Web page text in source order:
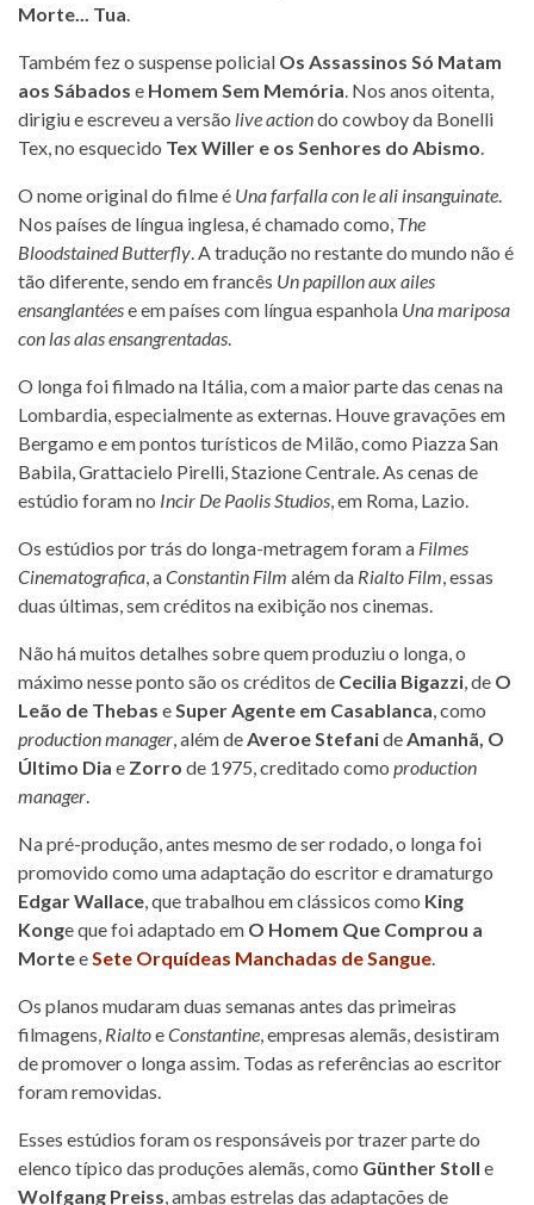
Morte... Tua.
Também fez o suspense policial Os Assassinos Só Matam
aos Sábados e Homem Sem Memória. Nos anos oitenta,
dirigiu e escreveu a versão live actiondo cowboy da Bonelli
Tex, no esquecido Tex Willer e os Senhores do Abismo.
O nome original do filme é Una farfalla con le ali insanguinate.
Nos países de língua inglesa, é chamado como, The
Bloodstained Butterfly. A tradução no restante do mundo não é
tão diferente, sendo em francês Un papillon aux ailes
ensanglantéese em países com língua espanhola Una mariposa
con las alas ensangrentadas.
O longa foi filmado na Itália, com a maior parte das cenas na
Lombardia, especialmente as externas. Houve gravações em
Bergamo e em pontos turísticos de Milão, como Piazza San
Babila, Grattacielo Pirelli, Stazione Centrale. As cenas de
estúdio foram no Incir De Paolis Studios, em Roma, Lazio.
Os estúdios por trás do longa-metragem foram a Filmes
Cinematografica, aConstantin Film além da Rialto Film, essas
duas últimas, sem créditos na exibição nos cinemas.
Não há muitos detalhes sobre quem produziu o longa, o
máximo nesse ponto são os créditos de Cecilia Bigazzi, de O
Leão de Thebas eSuper Agente em Casablanca, como
production manager, além deAveroe StefanideAmanhã, O
Último Dia e Zorro de 1975, creditado como production
manager.
Na pré-produção, antes mesmo de ser rodado, o longa foi
promovido como uma adaptação do escritor e dramaturgo
Edgar Wallace, que trabalhou em clássicos como King
Konge que foi adaptado em O Homem Que Comprou a
MorteeSete Orquídeas Manchadas de Sangue.
Os planos mudaram duas semanas antes das primeiras
filmagens, RialtoeConstantine, empresas alemãs, desistiram
de promover o longa assim. Todas as referências ao escritor
foram removidas.
Esses estúdios foram os responsáveis por trazer parte do
elenco típico das produções alemãs, como Günther Stoll e
Wolfgang Preiss, ambas estrelas das adaptações de